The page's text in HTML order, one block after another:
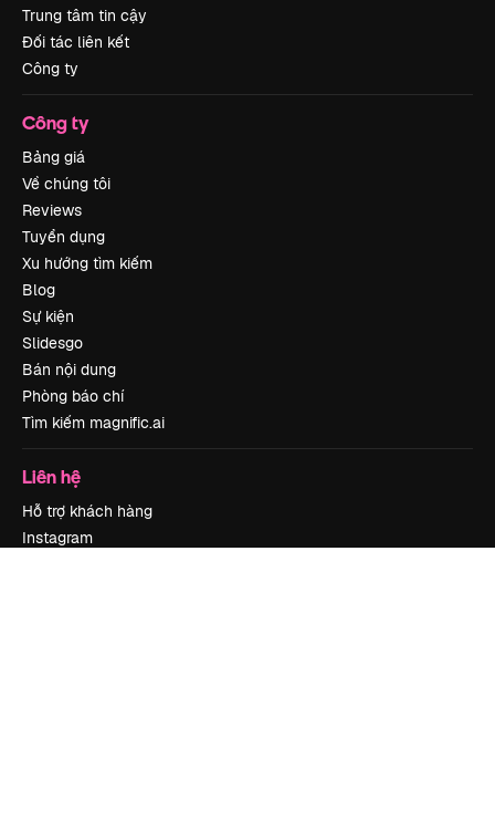
Trung tâm tin cậy
Đối tác liên kết
Công ty
Công ty
Bảng giá
Về chúng tôi
Reviews
Tuyển dụng
Xu hướng tìm kiếm
Blog
Sự kiện
Slidesgo
Bán nội dung
Phòng báo chí
Tìm kiếm magnific.ai
Liên hệ
Hỗ trợ khách hàng
Instagram